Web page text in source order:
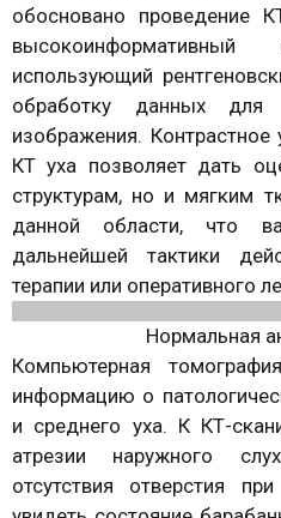
обосновано проведение
высокоинформативный
использующий
обработку данных для
изображения. Контрастное
КТ уха позволяет дать
структурам, но и мягким
данной области, что
дальнейшей тактики
терапии или оперативного
Нормальная
Компьютерная
информацию о
и среднего уха. К КТ-
атрезии наружного
отсутствия отверстия